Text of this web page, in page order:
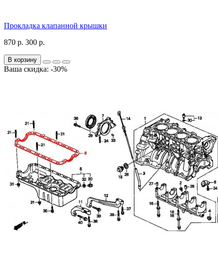
Прокладка клапанной крышки
870 р. 300 р.
В корзину
Ваша скидка: -30%